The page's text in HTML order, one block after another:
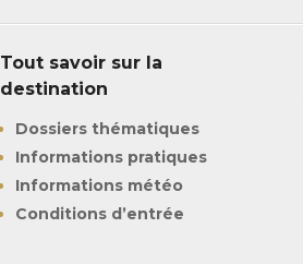
Tout savoir sur la
destination
Dossiers thématiques
Informations pratiques
Informations météo
Conditions d’entrée